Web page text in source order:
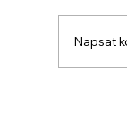
Napsat